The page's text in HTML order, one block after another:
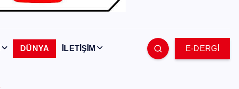
DÜNYA İLETİŞİM E-DERGİ